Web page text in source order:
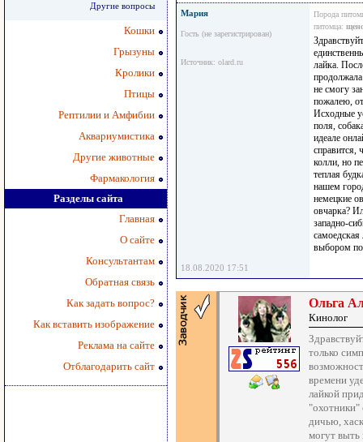
Другие вопросы
Кошки
Грызуны
Кролики
Птицы
Рептилии и Амфибии
Аквариумистика
Другие животные
Фармакология
Разделы сайта
Главная
О сайте
Консультантам
Обратная связь
Как задать вопрос?
Как вставить изображение
Реклама на сайте
Отблагодарить сайт
Мария
Гость (не зарегистрирован)
Источник: olard.ru
Порода
питомца:
лайка.
не смогу
пожалею,
Исходные
поля,
идеале
справится,
колли, но
теплая
нашем
немецкие
овчарка?
западно-
выбором
18.08.2020 17:51
Ольга
Кинолог
только
времени
лайкой
"охотники"
дичью,
могут